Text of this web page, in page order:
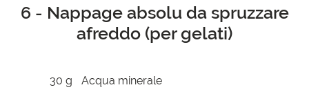
6 - Nappage absolu da spruzzare
afreddo (per gelati)
30 g
Acqua minerale